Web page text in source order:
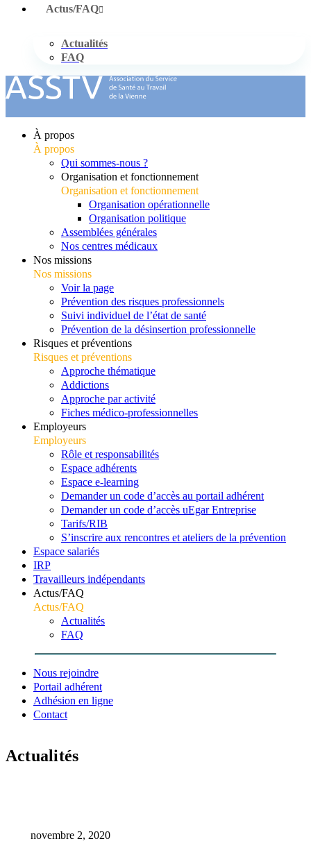
Actus/FAQ
Actualités
FAQ
À propos
À propos
Qui sommes-nous ?
Organisation et fonctionnement
Organisation et fonctionnement
Organisation opérationnelle
Organisation politique
Assemblées générales
Nos centres médicaux
Nos missions
Nos missions
Voir la page
Prévention des risques professionnels
Suivi individuel de l’état de santé
Prévention de la désinsertion professionnelle
Risques et préventions
Risques et préventions
Approche thématique
Addictions
Approche par activité
Fiches médico-professionnelles
Employeurs
Employeurs
Rôle et responsabilités
Espace adhérents
Espace e-learning
Demander un code d’accès au portail adhérent
Demander un code d’accès uEgar Entreprise
Tarifs/RIB
S’inscrire aux rencontres et ateliers de la prévention
Espace salariés
IRP
Travailleurs indépendants
Actus/FAQ
Actus/FAQ
Actualités
FAQ
Nous rejoindre
Portail adhérent
Adhésion en ligne
Contact
Actualités
novembre 2, 2020